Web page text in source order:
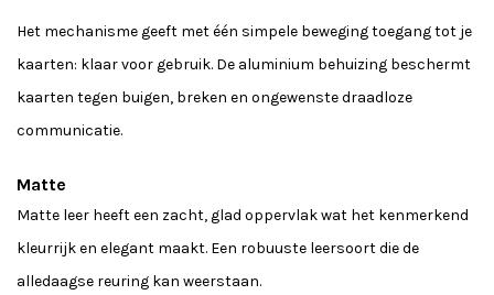
Het mechanisme geeft met één simpele beweging toegang tot je
kaarten: klaar voor gebruik. De aluminium behuizing beschermt
kaarten tegen buigen, breken en ongewenste draadloze
communicatie.
Matte
Matte leer heeft een zacht, glad oppervlak wat het kenmerkend
kleurrijk en elegant maakt. Een robuuste leersoort die de
alledaagse reuring kan weerstaan.